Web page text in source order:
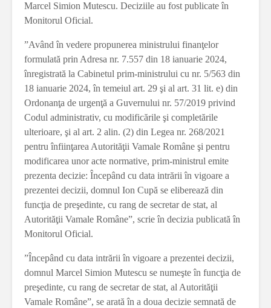
Marcel Simion Mutescu. Deciziile au fost publicate în
Monitorul Oficial.
”Având în vedere propunerea ministrului finanţelor
formulată prin Adresa nr. 7.557 din 18 ianuarie 2024,
înregistrată la Cabinetul prim-ministrului cu nr. 5/563 din
18 ianuarie 2024, în temeiul art. 29 şi al art. 31 lit. e) din
Ordonanţa de urgenţă a Guvernului nr. 57/2019 privind
Codul administrativ, cu modificările şi completările
ulterioare, şi al art. 2 alin. (2) din Legea nr. 268/2021
pentru înfiinţarea Autorităţii Vamale Române şi pentru
modificarea unor acte normative, prim-ministrul emite
prezenta decizie: Începând cu data intrării în vigoare a
prezentei decizii, domnul Ion Cupă se eliberează din
funcţia de preşedinte, cu rang de secretar de stat, al
Autorităţii Vamale Române”, scrie în decizia publicată în
Monitorul Oficial.
”Începând cu data intrării în vigoare a prezentei decizii,
domnul Marcel Simion Mutescu se numeşte în funcţia de
preşedinte, cu rang de secretar de stat, al Autorităţii
Vamale Române”, se arată în a doua decizie semnată de